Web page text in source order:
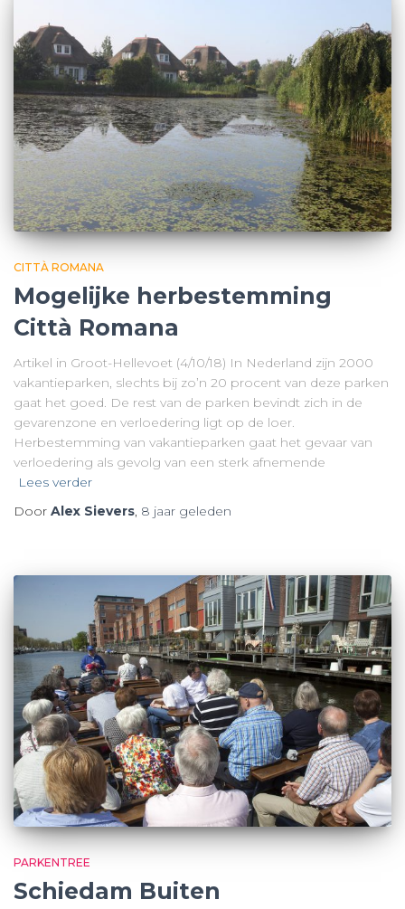
CITTÀ ROMANA
Mogelijke herbestemming
Città Romana
Artikel in Groot-Hellevoet (4/10/18) In Nederland zijn 2000
vakantieparken, slechts bij zo’n 20 procent van deze parken
gaat het goed. De rest van de parken bevindt zich in de
gevarenzone en verloedering ligt op de loer.
Herbestemming van vakantieparken gaat het gevaar van
verloedering als gevolg van een sterk afnemende
Lees verder
Door Alex Sievers, 8 jaar geleden
PARKENTREE
Schiedam Buiten